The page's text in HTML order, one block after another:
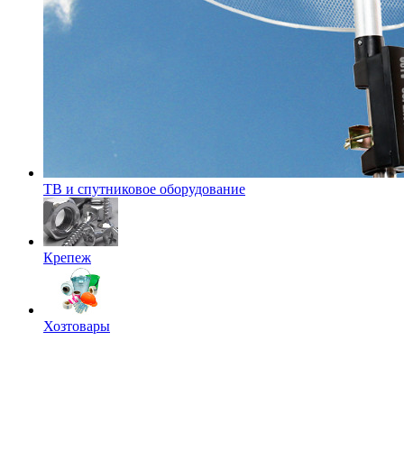
ТВ и спутниковое оборудование
Крепеж
Хозтовары